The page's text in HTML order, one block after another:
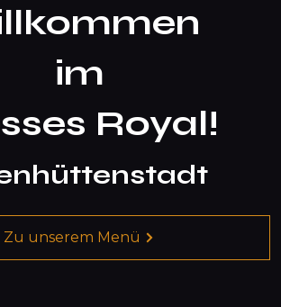
im
Royal!
Zu unserem Menü